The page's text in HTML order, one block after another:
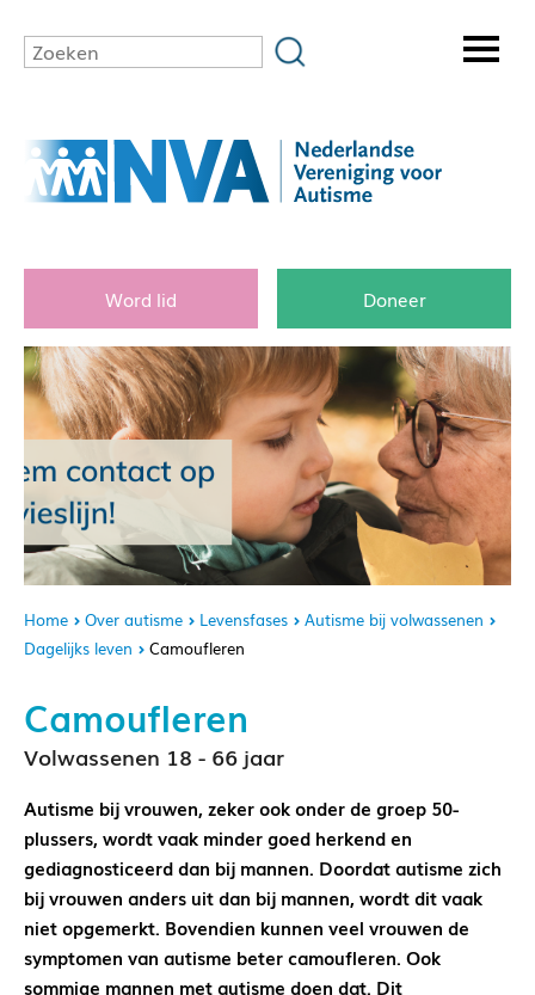
Word lid Doneer
Home Over autisme Levensfases
Autisme bij volwassenen
Dagelijks leven
Camoufleren
Camoufleren
Volwassenen 18 - 66 jaar
Autisme bij vrouwen, zeker ook onder de groep 50-
plussers, wordt vaak minder goed herkend en
gediagnosticeerd dan bij mannen. Doordat autisme zich
bij vrouwen anders uit dan bij mannen, wordt dit vaak
niet opgemerkt. Bovendien kunnen veel vrouwen de
symptomen van autisme beter camoufleren. Ook
sommige mannen met autisme doen dat. Dit